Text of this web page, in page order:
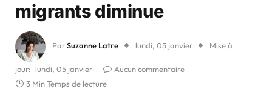
migrants diminue
ParSuzanne Latre lundi, 05 janvier Mise à
jour: lundi, 05 janvier
Aucun commentaire
3 Min Temps de lecture